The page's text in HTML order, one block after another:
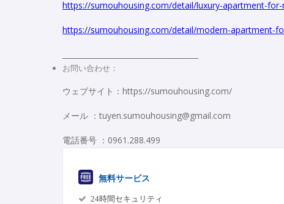
https://sumouhousing.com/detail/luxury-apartment-
https://sumouhousing.com/detail/modern-apartment-
お問い合わせ：
ウェブサイト：https://sumouhousing.com/
メール ：tuyen.sumouhousing@gmail.com
電話番号 ：0961.288.499
無料サービス
24時間セキュリティ